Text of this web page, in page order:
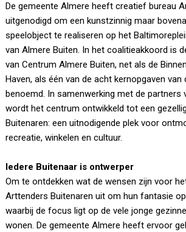
De gemeente Almere heeft creatief bureau
uitgenodigd om een kunstzinnig maar
speelobject te realiseren op het
van Almere Buiten. In het coalitieakkoord is
van Centrum Almere Buiten, net als de
Haven, als één van de acht kernopgaven van
benoemd. In samenwerking met de partners
wordt het centrum ontwikkeld tot een
Buitenaren: een uitnodigende plek voor
recreatie, winkelen en cultuur.
Iedere Buitenaar is ontwerper
Om te ontdekken wat de wensen zijn voor
Arttenders Buitenaren uit om hun fantasie
waarbij de focus ligt op de vele jonge
wonen. De gemeente Almere heeft ervoor